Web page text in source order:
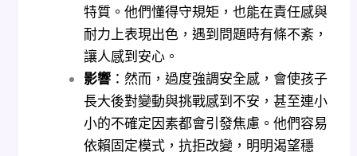
特質。他們懂得守規矩，也能在責任感與
耐力上表現出色，遇到問題時有條不紊，
讓人感到安心。
影響：然而，過度強調安全感，會使孩子
長大後對變動與挑戰感到不安，甚至連小
小的不確定因素都會引發焦慮。他們容易
依賴固定模式，抗拒改變，明明渴望穩